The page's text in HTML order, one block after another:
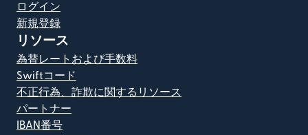
ログイン
新規登録
リソース
為替レートおよび手数料
Swiftコード
不正行為、詐欺に関するリソース
パートナー
IBAN番号